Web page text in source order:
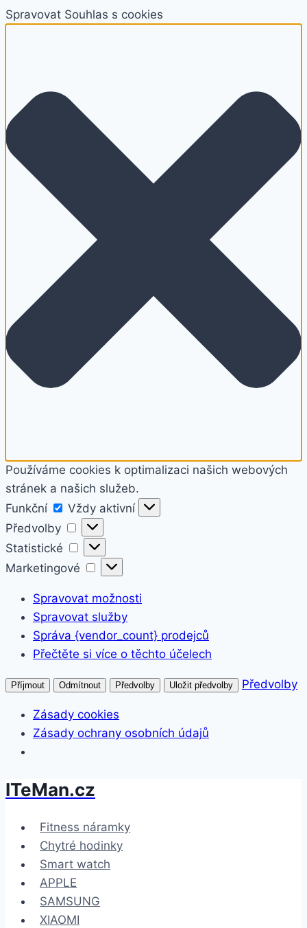
Spravovat Souhlas s cookies
Používáme cookies k optimalizaci našich webových
stránek a našich služeb.
Funkční
Funkční
Vždy aktivní
Předvolby
Předvolby
Statistické
Statistické
Marketingové
Marketingové
Spravovat možnosti
Spravovat služby
Správa {vendor_count} prodejců
Přečtěte si více o těchto účelech
Příjmout Odmítnout Předvolby Uložit předvolby Předvolby
Zásady cookies
Zásady ochrany osobních údajů
Přeskočit
obsah
ITeMan.cz
Fitness náramky
Chytré hodinky
Smart watch
APPLE
SAMSUNG
XIAOMI